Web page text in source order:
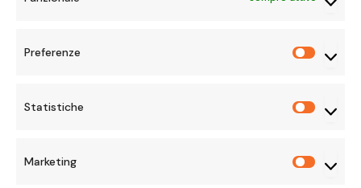
Preferenze
Statistiche
Marketing
coreani che mi devastano l’anima e le sit-com
approfondimenti, top list, rubriche da fangirl e
guardano soltanto: si vivono, si discutono, si